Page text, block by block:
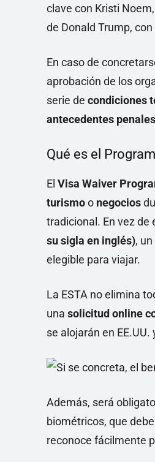
clave con Kristi
de Donald Trump,
En caso de
aprobación de los
serie de condiciones
antecedentes penales
Qué es el
El Visa Waiver
turismoo negocios
tradicional. En vez de
su sigla en inglés),
elegible para viajar.
La ESTA no elimina
una solicitud online
se alojarán en EE.UU.
Además, será
biométricos, que
reconoce fácilmente